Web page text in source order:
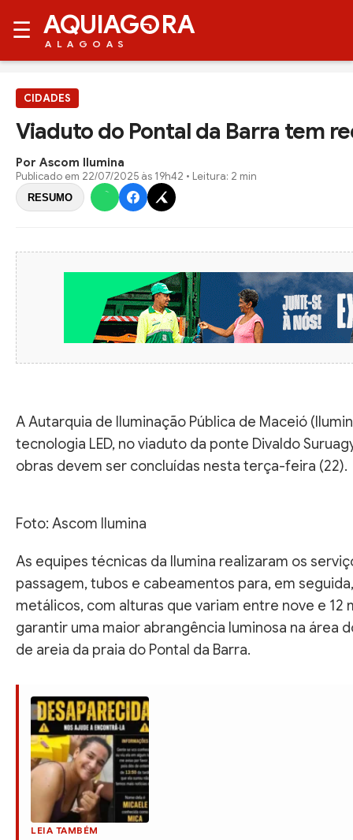
☰ AQUIAG RA
ALAGOAS
CIDADES
Viaduto do Pontal da Barra tem
Por Ascom Ilumina
Publicado em 22/07/2025 às 19h42 • Leitura: 2 min
RESUMO
A Autarquia de Iluminação Pública de Maceió
tecnologia LED, no viaduto da ponte Divaldo
obras devem ser concluídas nesta terça-feira (22).
Foto: Ascom Ilumina
As equipes técnicas da Ilumina realizaram os
passagem, tubos e cabeamentos para, em
metálicos, com alturas que variam entre nove e
garantir uma maior abrangência luminosa na
de areia da praia do Pontal da Barra.
LEIA TAMBÉM